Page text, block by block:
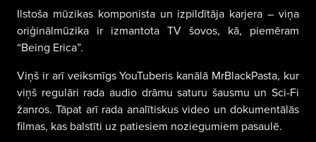
Ilstoša mūzikas komponista un izpildītāja karjera – viņa
oriģinālmūzika ir izmantota TV šovos, kā, piemēram
“Being Erica”.
Viņš ir arī veiksmīgs YouTuberis kanālā MrBlackPasta, kur
viņš regulāri rada audio drāmu saturu šausmu un Sci-Fi
žanros. Tāpat arī rada analītiskus video un dokumentālās
filmas, kas balstīti uz patiesiem noziegumiem pasaulē.